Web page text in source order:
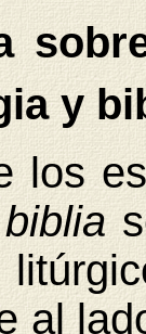
y
los
biblia
al